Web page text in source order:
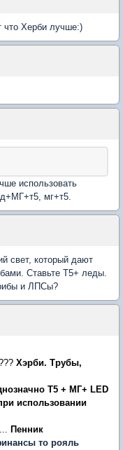
что Херби лучше:)
использовать
мг+т5.
свет, который дают
Ставьте Т5+ леды.
и ЛПСы?
Хэрби. Трубы,
Т5 + МГ+ LED
использовании
Пенник
то рояль